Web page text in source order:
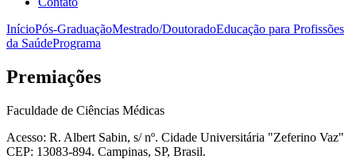
InícioPós-GraduaçãoMestrado/DoutoradoEducação para Profissões
da SaúdePrograma
Premiações
Faculdade de Ciências Médicas
Acesso: R. Albert Sabin, s/ nº. Cidade Universitária "Zeferino Vaz"
CEP: 13083-894. Campinas, SP, Brasil.